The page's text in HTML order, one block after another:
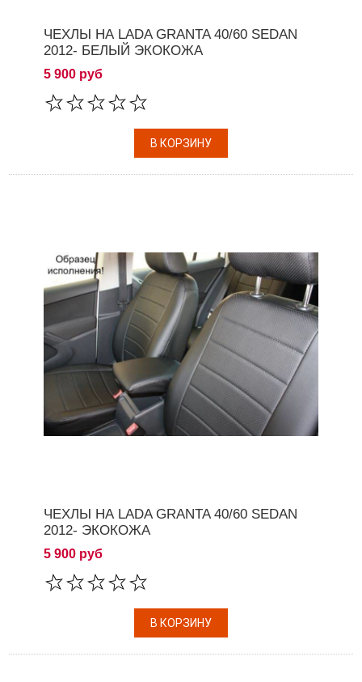
ЧЕХЛЫ НА LADA GRANTA 40/60 SEDAN
2012- БЕЛЫЙ ЭКОКОЖА
5 900 руб
ЧЕХЛЫ НА LADA GRANTA 40/60 SEDAN
2012- ЭКОКОЖА
5 900 руб